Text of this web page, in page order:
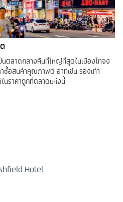
นตลาดกลางคืนที่ใหญ่ที่สุดในเมืองไทจง
ซื้อสินค้าคุณภาพดี อาทิเช่น รองเท้า
นราคาถูกที่ตลาดแห่งนี้
Hotel